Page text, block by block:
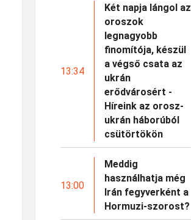
13:34
Két napja lángol az
oroszok
legnagyobb
finomítója, készül
a végső csata az
ukrán
erődvárosért -
Híreink az orosz-
ukrán háborúból
csütörtökön
13:00
Meddig
használhatja még
Irán fegyverként a
Hormuzi-szorost?